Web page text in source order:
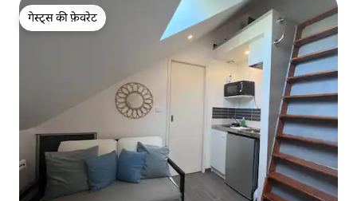
गेस्ट्स की फ़ेवरेट
गेस्ट्स की फ़ेवरेट